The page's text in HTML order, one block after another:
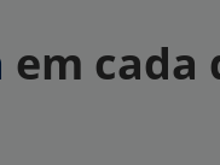
em cada